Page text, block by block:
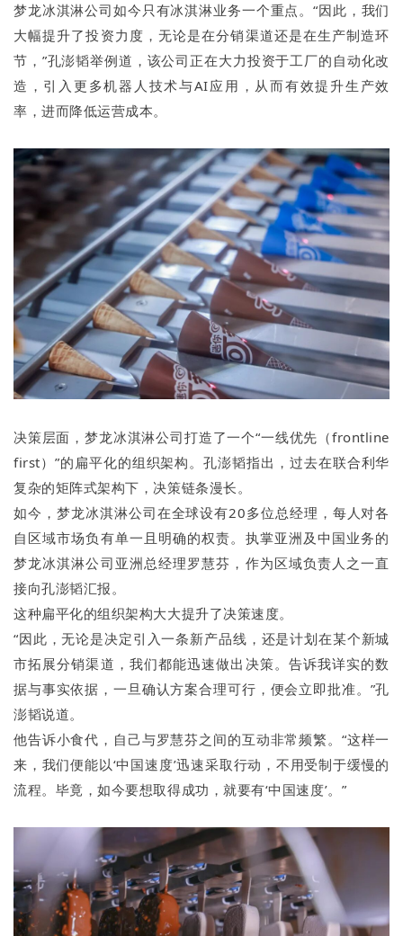
梦龙冰淇淋公司如今只有冰淇淋业务一个重点。“因此，我们
大幅提升了投资力度，无论是在分销渠道还是在生产制造环
节，”孔澎韬举例道，该公司正在大力投资于工厂的自动化改
造，引入更多机器人技术与AI应用，从而有效提升生产效
率，进而降低运营成本。
决策层面，梦龙冰淇淋公司打造了一个“一线优先（frontline
first）”的扁平化的组织架构。孔澎韬指出，过去在联合利华
复杂的矩阵式架构下，决策链条漫长。
如今，梦龙冰淇淋公司在全球设有20多位总经理，每人对各
自区域市场负有单一且明确的权责。执掌亚洲及中国业务的
梦龙冰淇淋公司亚洲总经理罗慧芬，作为区域负责人之一直
接向孔澎韬汇报。
这种扁平化的组织架构大大提升了决策速度。
“因此，无论是决定引入一条新产品线，还是计划在某个新城
市拓展分销渠道，我们都能迅速做出决策。告诉我详实的数
据与事实依据，一旦确认方案合理可行，便会立即批准。”孔
澎韬说道。
他告诉小食代，自己与罗慧芬之间的互动非常频繁。“这样一
来，我们便能以‘中国速度’迅速采取行动，不用受制于缓慢的
流程。毕竟，如今要想取得成功，就要有‘中国速度’。”